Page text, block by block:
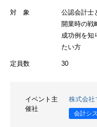
対 象
公認会計士
開業時の戦
成功例を知
たい方
定員数 30
イベント主
催社
株式会社
会計シ